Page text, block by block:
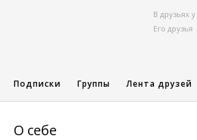
В друзьях у
Его друзья
Подписки Группы Лента друзей
О себе